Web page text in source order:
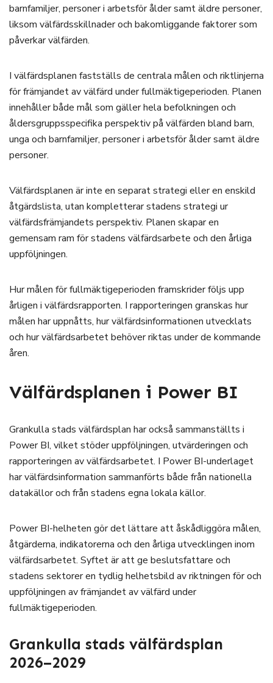
barnfamiljer, personer i arbetsför ålder samt äldre personer,
liksom välfärdsskillnader och bakomliggande faktorer som
påverkar välfärden.
I välfärdsplanen fastställs de centrala målen och riktlinjerna
för främjandet av välfärd under fullmäktigeperioden. Planen
innehåller både mål som gäller hela befolkningen och
åldersgruppsspecifika perspektiv på välfärden bland barn,
unga och barnfamiljer, personer i arbetsför ålder samt äldre
personer.
Välfärdsplanen är inte en separat strategi eller en enskild
åtgärdslista, utan kompletterar stadens strategi ur
välfärdsfrämjandets perspektiv. Planen skapar en
gemensam ram för stadens välfärdsarbete och den årliga
uppföljningen.
Hur målen för fullmäktigeperioden framskrider följs upp
årligen i välfärdsrapporten. I rapporteringen granskas hur
målen har uppnåtts, hur välfärdsinformationen utvecklats
och hur välfärdsarbetet behöver riktas under de kommande
åren.
Välfärdsplanen i Power BI
Grankulla stads välfärdsplan har också sammanställts i
Power BI, vilket stöder uppföljningen, utvärderingen och
rapporteringen av välfärdsarbetet. I Power BI-underlaget
har välfärdsinformation sammanförts både från nationella
datakällor och från stadens egna lokala källor.
Power BI-helheten gör det lättare att åskådliggöra målen,
åtgärderna, indikatorerna och den årliga utvecklingen inom
välfärdsarbetet. Syftet är att ge beslutsfattare och
stadens sektorer en tydlig helhetsbild av riktningen för och
uppföljningen av främjandet av välfärd under
fullmäktigeperioden.
Grankulla stads välfärdsplan
2026–2029